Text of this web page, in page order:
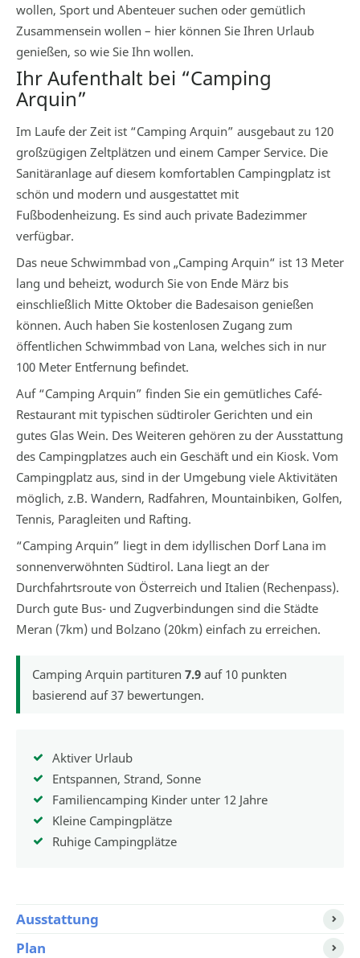
wollen, Sport und Abenteuer suchen oder gemütlich
Zusammensein wollen – hier können Sie Ihren Urlaub
genießen, so wie Sie Ihn wollen.
Ihr Aufenthalt bei “Camping
Arquin”
Im Laufe der Zeit ist “Camping Arquin” ausgebaut zu 120
großzügigen Zeltplätzen und einem Camper Service. Die
Sanitäranlage auf diesem komfortablen Campingplatz ist
schön und modern und ausgestattet mit
Fußbodenheizung. Es sind auch private Badezimmer
verfügbar.
Das neue Schwimmbad von „Camping Arquin“ ist 13 Meter
lang und beheizt, wodurch Sie von Ende März bis
einschließlich Mitte Oktober die Badesaison genießen
können. Auch haben Sie kostenlosen Zugang zum
öffentlichen Schwimmbad von Lana, welches sich in nur
100 Meter Entfernung befindet.
Auf “Camping Arquin” finden Sie ein gemütliches Café-
Restaurant mit typischen südtiroler Gerichten und ein
gutes Glas Wein. Des Weiteren gehören zu der Ausstattung
des Campingplatzes auch ein Geschäft und ein Kiosk. Vom
Campingplatz aus, sind in der Umgebung viele Aktivitäten
möglich, z.B. Wandern, Radfahren, Mountainbiken, Golfen,
Tennis, Paragleiten und Rafting.
“Camping Arquin” liegt in dem idyllischen Dorf Lana im
sonnenverwöhnten Südtirol. Lana liegt an der
Durchfahrtsroute von Österreich und Italien (Rechenpass).
Durch gute Bus- und Zugverbindungen sind die Städte
Meran (7km) und Bolzano (20km) einfach zu erreichen.
Camping Arquin partituren 7.9 auf 10 punkten
basierend auf37 bewertungen.
Aktiver Urlaub
Entspannen, Strand, Sonne
Familiencamping Kinder unter 12 Jahre
Kleine Campingplätze
Ruhige Campingplätze
Ausstattung
Plan